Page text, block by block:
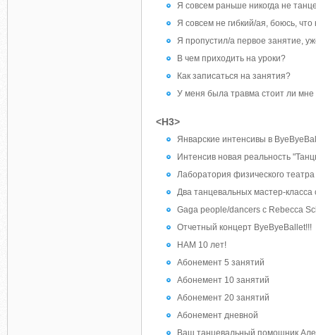
Я совсем раньше никогда не
Я совсем не гибкий/ая, боюсь,
Я пропустил/а первое занятие,
В чем приходить на уроки?
Как записаться на занятия?
У меня была травма стоит ли
<H3>
Январские интенсивы в
Интенсив новая реальность
Лаборатория физического театра
Два танцевальных мастер-
Gaga people/dancers c Rebecca
Отчетный концерт ByeByeBallet!!!
НАМ 10 лет!
Абонемент 5 занятий
Абонемент 10 занятий
Абонемент 20 занятий
Абонемент дневной
Ваш танцевальный помощник